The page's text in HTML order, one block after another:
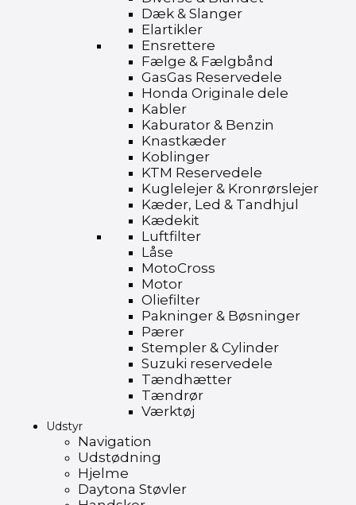
Dæk & Slanger
Elartikler
Ensrettere
Fælge & Fælgbånd
GasGas Reservedele
Honda Originale dele
Kabler
Kaburator & Benzin
Knastkæder
Koblinger
KTM Reservedele
Kuglelejer & Kronrørslejer
Kæder, Led & Tandhjul
Kædekit
Luftfilter
Låse
MotoCross
Motor
Oliefilter
Pakninger & Bøsninger
Pærer
Stempler & Cylinder
Suzuki reservedele
Tændhætter
Tændrør
Værktøj
Udstyr
Navigation
Udstødning
Hjelme
Daytona Støvler